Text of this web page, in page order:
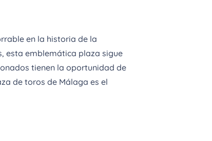
en la historia de la
esta emblemática plaza sigue
tienen la oportunidad de
de toros de Málaga es el